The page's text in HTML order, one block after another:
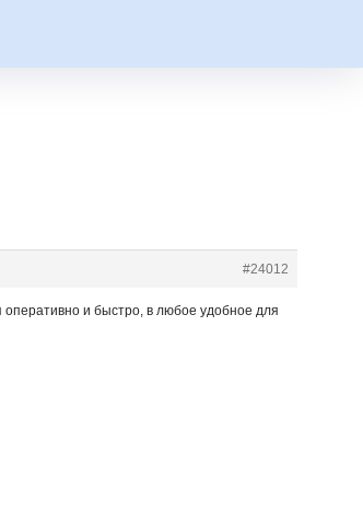
#24012
оперативно и быстро, в любое удобное для